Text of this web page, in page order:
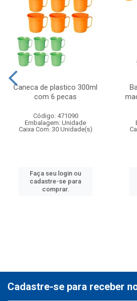
Caneca de plastico 300ml
com 6 pecas
Código: 471090
Embalagem: Unidade
Caixa Com: 30 Unidade(s)
Faça seu login ou
cadastre-se para
comprar.
Cadastre-se para receber